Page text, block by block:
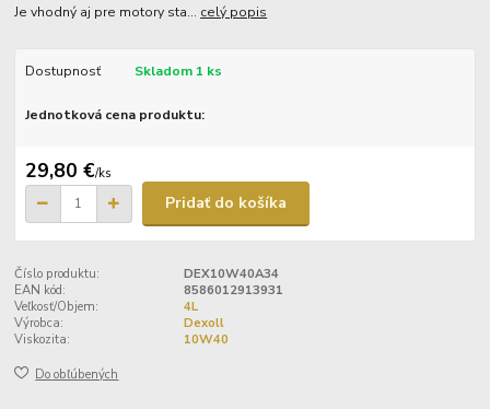
Je vhodný aj pre motory sta... celý popis
Dostupnosť Skladom 1 ks
Jednotková cena produktu:
29,80 €/ks
Pridať do košíka
Číslo produktu:
DEX10W40A34
EAN kód:
8586012913931
Veľkosť/Objem:
4L
Výrobca:
Dexoll
Viskozita:
10W40
Do obľúbených